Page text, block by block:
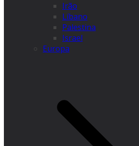
Irão
Líbano
Palestina
Israel
Europa